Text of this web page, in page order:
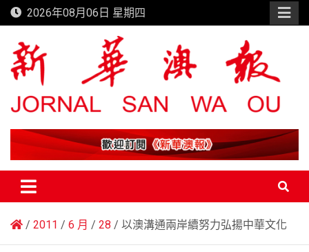
Skip
to
content
2026年08月06日 星期四
新華澳報
2011 6 月 28 以澳溝通兩岸續努力弘揚中華文化